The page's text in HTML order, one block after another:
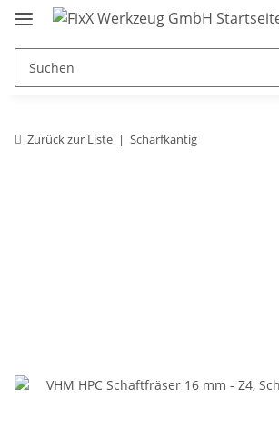
Zurück zur Liste Scharfkantig